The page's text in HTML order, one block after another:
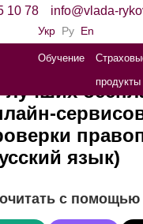
10 78 info@vlada-
Укр Ру En
Обучение
продукты
лучших
язык)
с